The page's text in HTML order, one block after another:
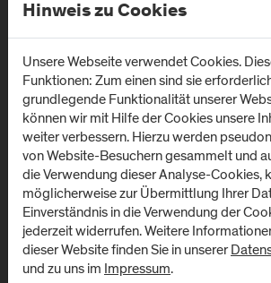
Abspielen
Haben Sie noch Fragen? Wir
für Beratungen zur
Hinweis zu Cookies
Unsere Webseite verwendet Cookies.
Funktionen: Zum einen sind sie
grundlegende Funktionalität unserer
können wir mit Hilfe der Cookies unsere
weiter verbessern. Hierzu werden
von Website-Besuchern gesammelt und
die Verwendung dieser Analyse-Cookies,
möglicherweise zur Übermittlung Ihrer
Einverständnis in die Verwendung der
jederzeit widerrufen. Weitere
dieser Website finden Sie in unserer
und zu uns im Impressum.